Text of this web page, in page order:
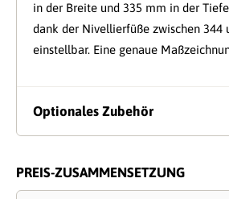
in der Breite und 335 mm in der
dank der Nivellierfüße zwischen 344
einstellbar. Eine genaue
Optionales Zubehör
PREIS-ZUSAMMENSETZUNG